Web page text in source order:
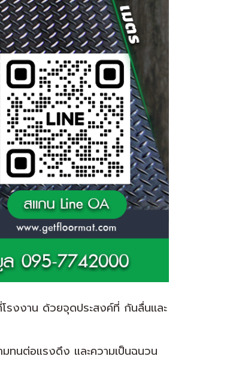
รงงาน ด้วยจุดประสงค์ที่ กันลื่นเเละ
นต่อแรงดึง และความเป็นฉนวน